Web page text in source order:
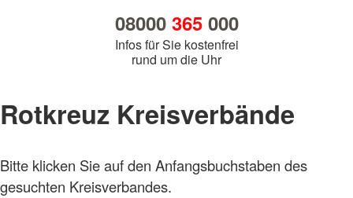
08000 365000
Infos für Sie kostenfrei
rund um die Uhr
Rotkreuz Kreisverbände
Bitte klicken Sie auf den Anfangsbuchstaben des
gesuchten Kreisverbandes.